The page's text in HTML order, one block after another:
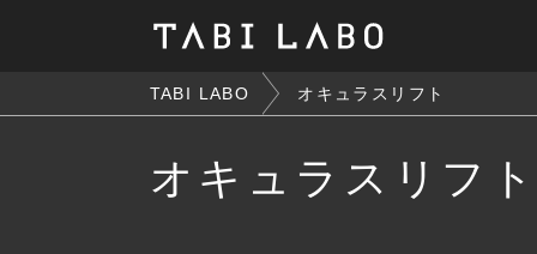
TABI LABO オキュラスリフト
オキュラスリフ